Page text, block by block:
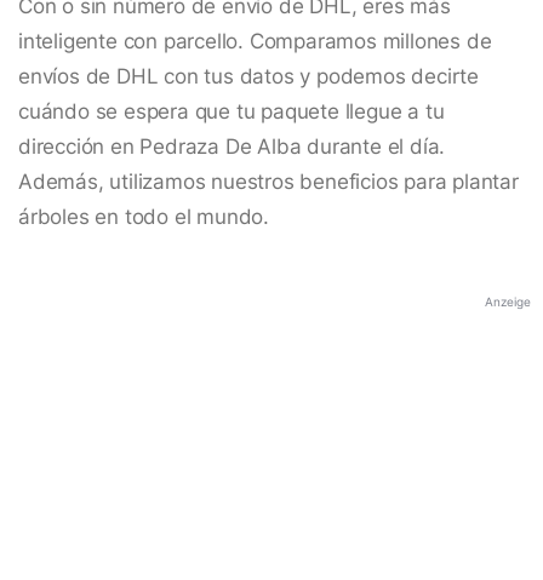
Con o sin número de envío de DHL, eres más
inteligente con parcello. Comparamos millones de
envíos de DHL con tus datos y podemos decirte
cuándo se espera que tu paquete llegue a tu
dirección en Pedraza De Alba durante el día.
Además, utilizamos nuestros beneficios para plantar
árboles en todo el mundo.
Anzeige